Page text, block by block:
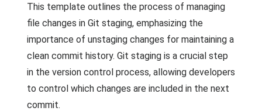
This template outlines the process of managing
file changes in Git staging, emphasizing the
importance of unstaging changes for maintaining a
clean commit history. Git staging is a crucial step
in the version control process, allowing developers
to control which changes are included in the next
commit.